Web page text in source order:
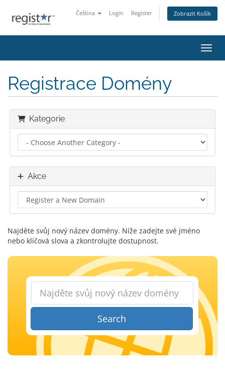
Čeština Login Register Zobrazit Košík
Registrace Domény
Kategorie
Akce
Najděte svůj nový název domény. Níže zadejte své jméno
nebo klíčová slova a zkontrolujte dostupnost.
Search